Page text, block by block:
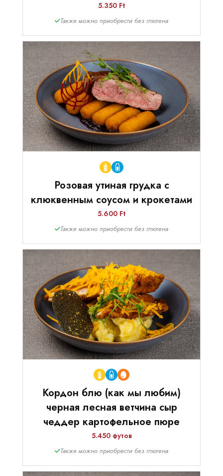
5.350 Ft
Также можно приобрести без глютена
Розовая утиная грудка с
клюквенным соусом и крокетами
5.600 Ft
Также можно приобрести без глютена
Кордон блю (как мы любим)
черная лесная ветчина сыр
чеддер картофельное пюре
5.450 футов
Также можно приобрести без глютена